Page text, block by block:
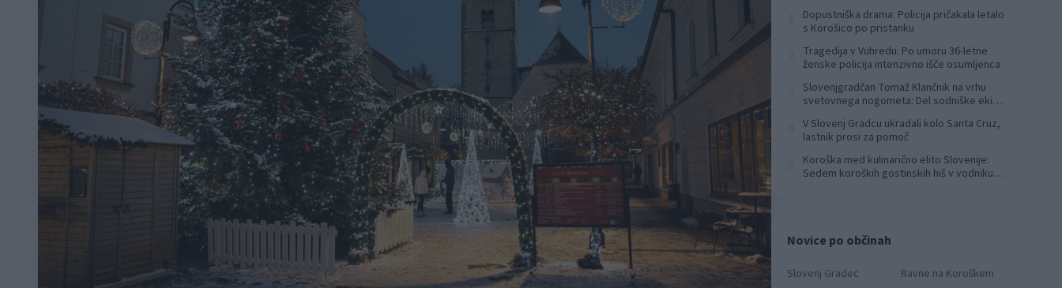
Dopustniška drama: Policija pričakala letalo
s Korošico po pristanku
Tragedija v Vuhredu: Po umoru 36-letne
ženske policija intenzivno išče osumljenca
Slovenjgradčan Tomaž Klančnik na vrhu
svetovnega nogometa: Del sodniške ekipe
V Slovenj Gradcu ukradali kolo Santa Cruz,
lastnik prosi za pomoč
Koroška med kulinarično elito Slovenije:
Sedem koroških gostinskih hiš v vodniku
Novice po občinah
Slovenj Gradec
Ravne na Koroškem